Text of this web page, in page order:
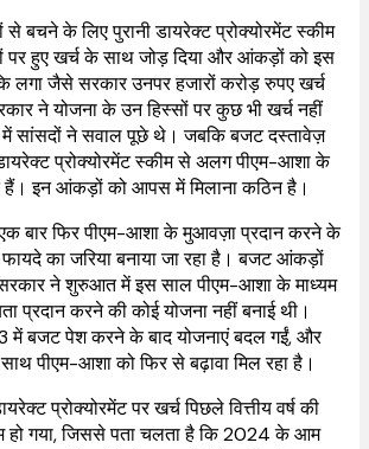
बचने के लिए पुरानी डायरेक्ट प्रोक्योरमेंट स्कीम
पर हुए खर्च के साथ जोड़ दिया और आंकड़ों को इस
लगा जैसे सरकार उनपर हजारों करोड़ रुपए खर्च
ने योजना के उन हिस्सों पर कुछ भी खर्च नहीं
में सांसदों ने सवाल पूछे थे। जबकि बजट दस्तावेज़
प्रोक्योरमेंट स्कीम से अलग पीएम-आशा के
हैं। इन आंकड़ों को आपस में मिलाना कठिन है।
बार फिर पीएम-आशा के मुआवज़ा प्रदान करने के
का जरिया बनाया जा रहा है। बजट आंकड़ों
ने शुरुआत में इस साल पीएम-आशा के माध्यम
प्रदान करने की कोई योजना नहीं बनाई थी।
में बजट पेश करने के बाद योजनाएं बदल गईं, और
पीएम-आशा को फिर से बढ़ावा मिल रहा है।
प्रोक्योरमेंट पर खर्च पिछले वित्तीय वर्ष की
हो गया, जिससे पता चलता है कि 2024 के आम